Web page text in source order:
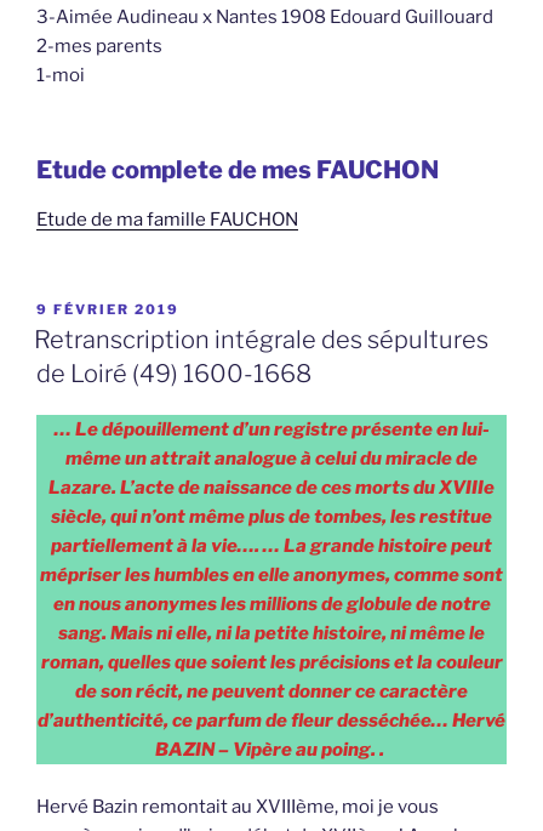
3-Aimée Audineau x Nantes 1908 Edouard Guillouard
2-mes parents
1-moi
Etude complete de mes FAUCHON
Etude de ma famille FAUCHON
PUBLIÉ
LE
9 FÉVRIER 2019
Retranscription intégrale des sépultures
de Loiré (49) 1600-1668
… Le dépouillement d’un registre présente en lui-
même un attrait analogue à celui du miracle de
Lazare. L’acte de naissance de ces morts du XVIIIe
siècle, qui n’ont même plus de tombes, les restitue
partiellement à la vie…. … La grande histoire peut
mépriser les humbles en elle anonymes, comme sont
en nous anonymes les millions de globule de notre
sang. Mais ni elle, ni la petite histoire, ni même le
roman, quelles que soient les précisions et la couleur
de son récit, ne peuvent donner ce caractère
d’authenticité, ce parfum de fleur desséchée… Hervé
BAZIN – Vipère au poing. .
Hervé Bazin remontait au XVIIIème, moi je vous